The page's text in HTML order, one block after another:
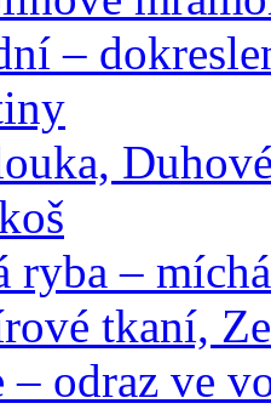
–
ryba –
tkaní,
– odraz ve